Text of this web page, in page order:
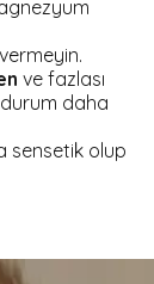
ve fazlası
daha
sensetik olup